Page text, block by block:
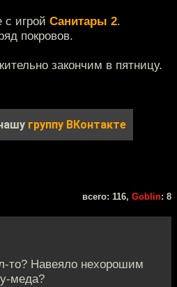
игрой Санитары 2.
покровов.
закончим в пятницу.
группу ВКонтакте
всего: 116, Goblin: 8
то? Навеяло нехорошим
меда?